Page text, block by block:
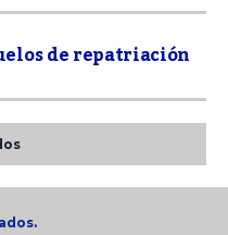
de repatriación